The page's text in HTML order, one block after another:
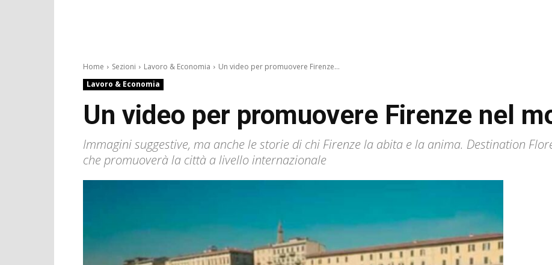
Home Sezioni Lavoro & Economia
Un video per promuovere Firenze...
Lavoro & Economia
Un video per promuovere Firenze nel
Immagini suggestive, ma anche le storie di chi Firenze la abita e la anima. Destination
che promuoverà la città a livello internazionale